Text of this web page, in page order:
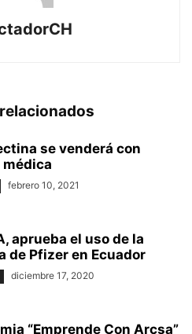
se venderá con
médica
febrero 10, 2021
aprueba el uso de la
de Pfizer en Ecuador
diciembre 17, 2020
“Emprende Con Arcsa”